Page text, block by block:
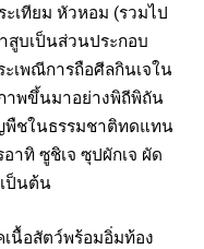
เทียม หัวหอม (รวมไป
สูบเป็นส่วนประกอบ
เพณีการถือศีลกินเจใน
าพขึ้นมาอย่างพิถีพิถัน
ชในธรรมชาติทดแทน
าทิ ซูชิเจ ซุปผักเจ ผัด
ป็นต้น
นื้อสัตว์พร้อมอิ่มท้อง